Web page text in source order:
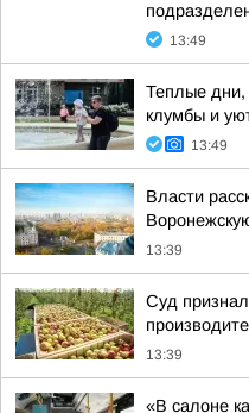
13:49
Теплые дни,
клумбы и
13:49
Власти
13:39
Суд
13:39
«В салоне